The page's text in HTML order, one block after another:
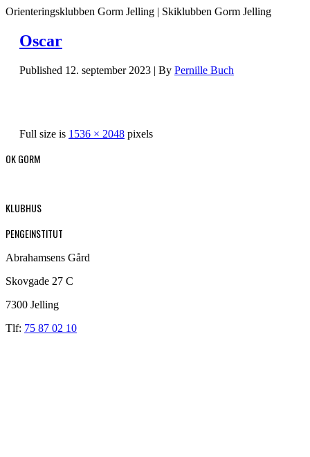
Orienteringsklubben Gorm Jelling | Skiklubben Gorm Jelling
Oscar
Published 12. september 2023 | By Pernille Buch
Full size is 1536 × 2048 pixels
OK GORM
KLUBHUS
PENGEINSTITUT
Abrahamsens Gård
Skovgade 27 C
7300 Jelling
Tlf: 75 87 02 10